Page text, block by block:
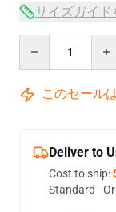
サイズガイド
このセール
Deliver to
Cost to ship:
Standard -